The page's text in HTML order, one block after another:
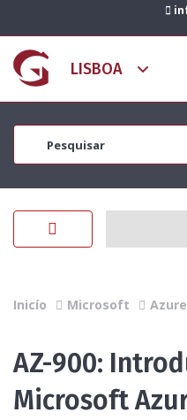
Inicío Microsoft
AZ-900:
Microsoft